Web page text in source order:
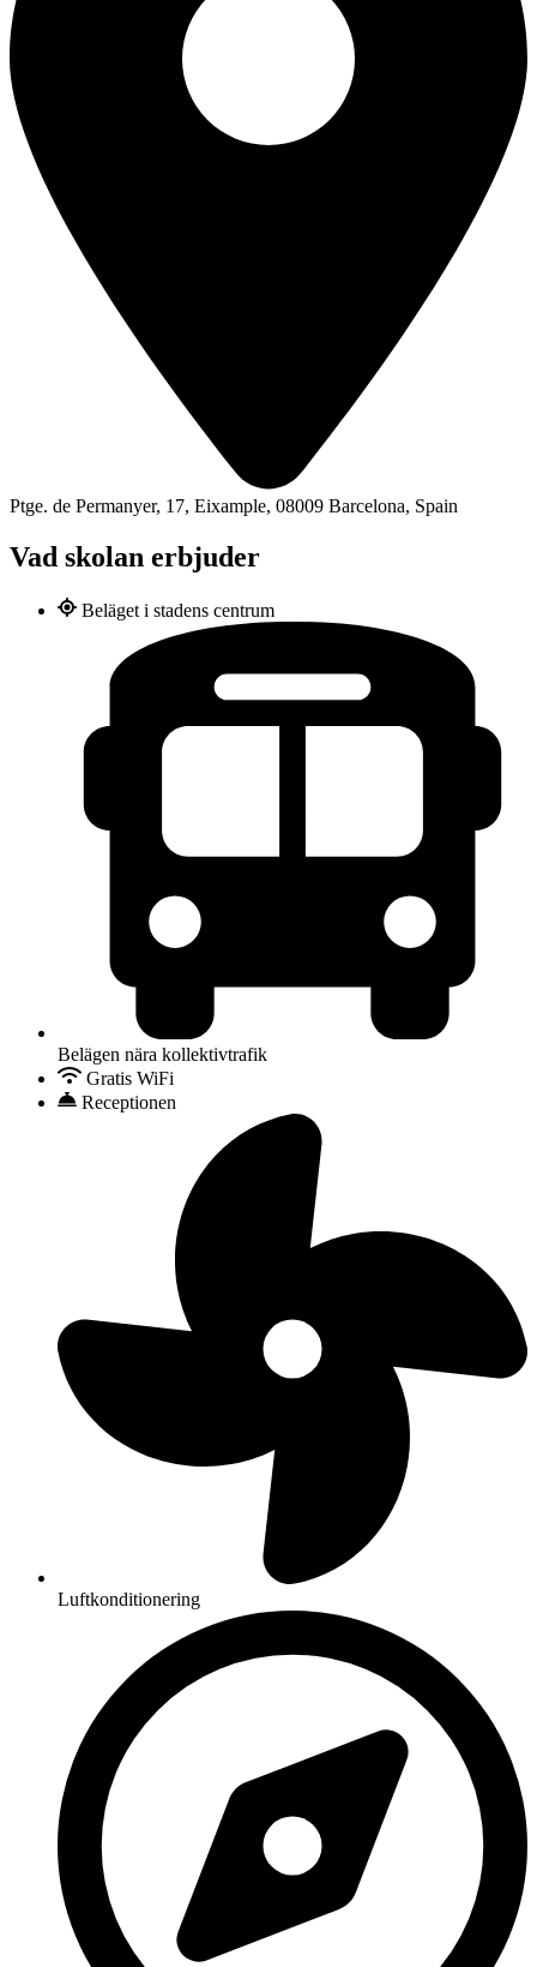
Ptge. de Permanyer, 17, Eixample, 08009 Barcelona, Spain
Vad skolan erbjuder
Beläget i stadens centrum
Belägen nära kollektivtrafik
Gratis WiFi
Receptionen
Luftkonditionering